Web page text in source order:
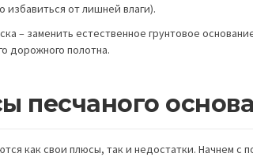
избавиться от лишней влаги).
– заменить естественное грунтовое
дорожного полотна.
песчаного
как свои плюсы, так и недостатки. Начнем с